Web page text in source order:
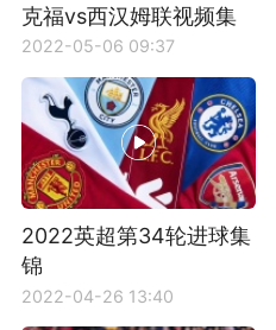
克福vs西汉姆联视频集
锦
2022-05-06 09:37
2022英超第34轮进球集
锦
2022-04-26 13:40